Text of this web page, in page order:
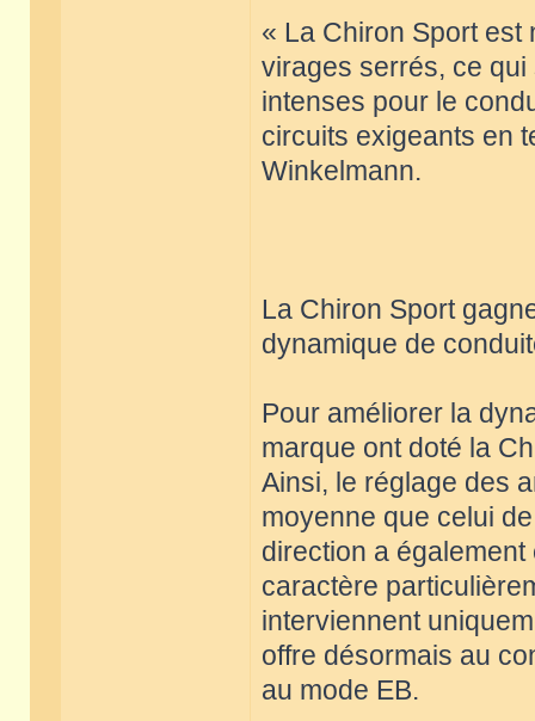
« La Chiron Sport est
virages serrés, ce
intenses pour le
circuits exigeants en
Winkelmann.
La Chiron Sport
dynamique de
Pour améliorer la
marque ont doté la
Ainsi, le réglage des
moyenne que celui
direction a
caractère
interviennent
offre désormais au
au mode EB.